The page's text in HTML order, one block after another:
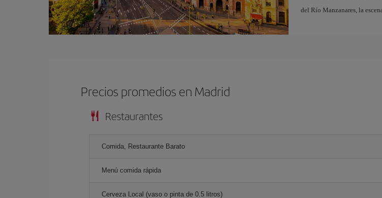
del Río Manzanares, la
Precios promedios en Madrid
Restaurantes
Comida, Restaurante Barato
Menú comida rápida
Cerveza Local (vaso o pinta de 0.5 litros)